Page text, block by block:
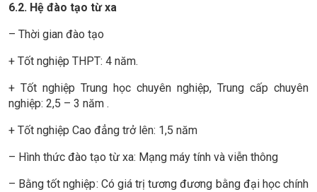
6.2. Hệ đào tạo từ xa
– Thời gian đào tạo
+ Tốt nghiệp THPT: 4 năm.
+ Tốt nghiệp Trung học chuyên nghiệp, Trung cấp chuyên
nghiệp: 2,5 – 3 năm .
+ Tốt nghiệp Cao đẳng trở lên: 1,5 năm
– Hình thức đào tạo từ xa: Mạng máy tính và viễn thông
– Bằng tốt nghiệp: Có giá trị tương đương bằng đại học chính